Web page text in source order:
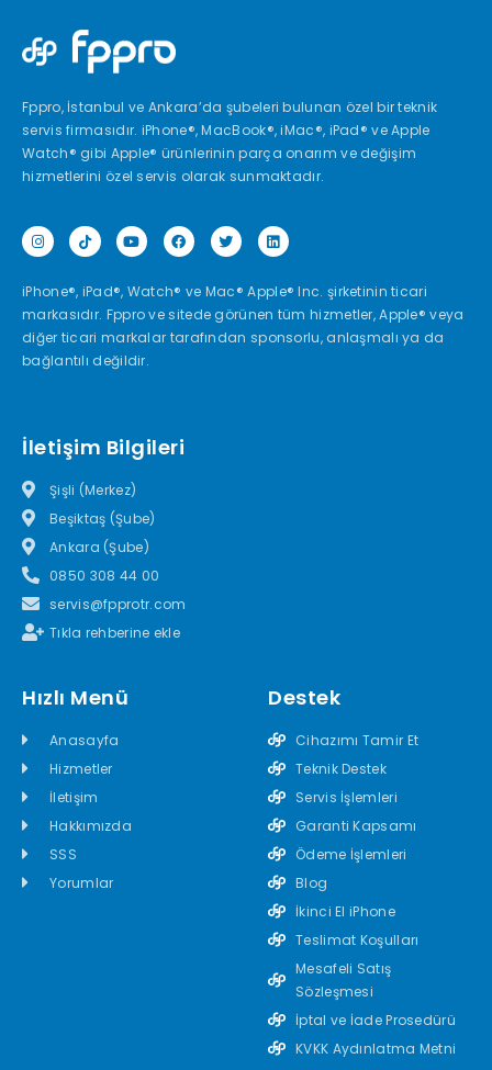
Fppro, İstanbul ve Ankara’da şubeleri bulunan özel bir teknik
servis firmasıdır. iPhone®, MacBook®, iMac®, iPad® ve Apple
Watch® gibi Apple® ürünlerinin parça onarım ve değişim
hizmetlerini özel servis olarak sunmaktadır.
iPhone®, iPad®, Watch® ve Mac® Apple® Inc. şirketinin ticari
markasıdır. Fppro ve sitede görünen tüm hizmetler, Apple® veya
diğer ticari markalar tarafından sponsorlu, anlaşmalı ya da
bağlantılı değildir.
İletişim Bilgileri
Şişli (Merkez)
Beşiktaş (Şube)
Ankara (Şube)
0850 308 44 00
servis@fpprotr.com
Tıkla rehberine ekle
Hızlı Menü
Anasayfa
Hizmetler
İletişim
Hakkımızda
SSS
Yorumlar
Destek
Cihazımı Tamir Et
Teknik Destek
Servis İşlemleri
Garanti Kapsamı
Ödeme İşlemleri
Blog
İkinci El iPhone
Teslimat Koşulları
Mesafeli Satış
Sözleşmesi
İptal ve İade Prosedürü
KVKK Aydınlatma Metni